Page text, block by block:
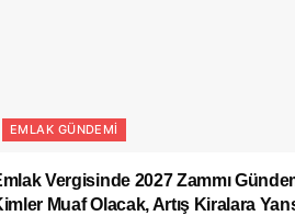
EMLAK GÜNDEMI
Vergisinde 2027 Zammı
Muaf Olacak, Artış Kiralara